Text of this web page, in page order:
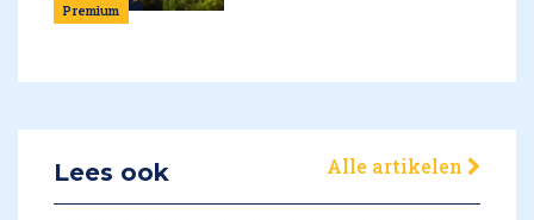
Premium
Lees ook Alle artikelen